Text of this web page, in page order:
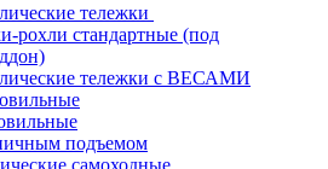
тележки
рохли стандартные (под
тележки с ВЕСАМИ
подъемом
самоходные